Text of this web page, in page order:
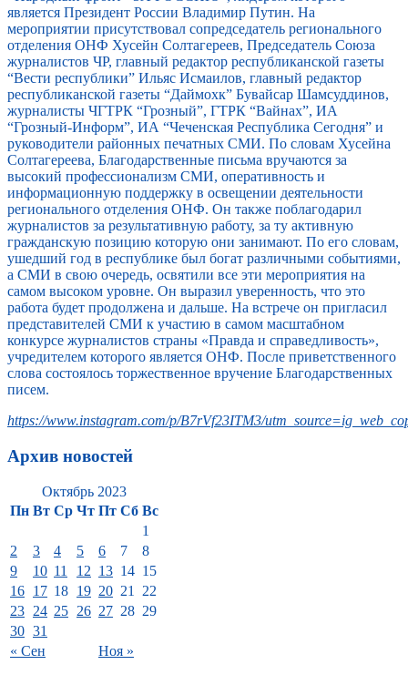
является Президент России Владимир Путин. На
мероприятии присутствовал сопредседатель регионального
отделения ОНФ Хусейн Солтагереев, Председатель Союза
журналистов ЧР, главный редактор республиканской газеты
“Вести республики” Ильяс Исмаилов, главный редактор
республиканской газеты “Даймохк” Бувайсар Шамсуддинов,
журналисты ЧГТРК “Грозный”, ГТРК “Вайнах”, ИА
“Грозный-Информ”, ИА “Чеченская Республика Сегодня” и
руководители районных печатных СМИ. По словам Хусейна
Солтагереева, Благодарственные письма вручаются за
высокий профессионализм СМИ, оперативность и
информационную поддержку в освещении деятельности
регионального отделения ОНФ. Он также поблагодарил
журналистов за результативную работу, за ту активную
гражданскую позицию которую они занимают. По его словам,
ушедший год в республике был богат различными событиями,
а СМИ в свою очередь, освятили все эти мероприятия на
самом высоком уровне. Он выразил уверенность, что это
работа будет продолжена и дальше. На встрече он пригласил
представителей СМИ к участию в самом масштабном
конкурсе журналистов страны «Правда и справедливость»,
учредителем которого является ОНФ. После приветственного
слова состоялось торжественное вручение Благодарственных
писем.
https://www.instagram.com/p/B7rVf23ITM3/
Архив новостей
Октябрь 2023
Пн Вт Ср Чт Пт Сб Вс
« Сен Ноя »
1
2
3 4 5 6 7
8
9
10 11 12 13 14 15
16 17 18 19 20 21
22
23 24 25 26 27 28 29
30 31